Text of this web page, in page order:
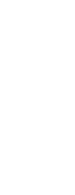
X-RS –
Feiern Sie eine
jährige Jubiläum
Hommage an